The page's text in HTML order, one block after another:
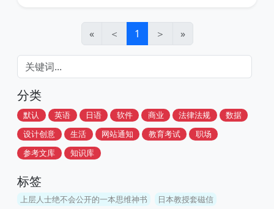
« ＜ 1 ＞ »
分类
默认 英语 日语 软件 商业 法律法规
数据
设计创意
生活 网站通知 教育考试
职场
参考文库
知识库
标签
上层人士绝不会公开的一本思维神书
日本教授套磁信